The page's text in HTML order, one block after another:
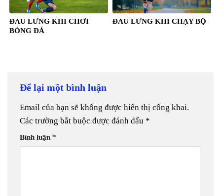
ĐAU LƯNG KHI CHƠI
BÓNG ĐÁ
ĐAU LƯNG KHI CHẠY BỘ
Để lại một bình luận
Email của bạn sẽ không được hiển thị công khai.
Các trường bắt buộc được đánh dấu *
Bình luận *